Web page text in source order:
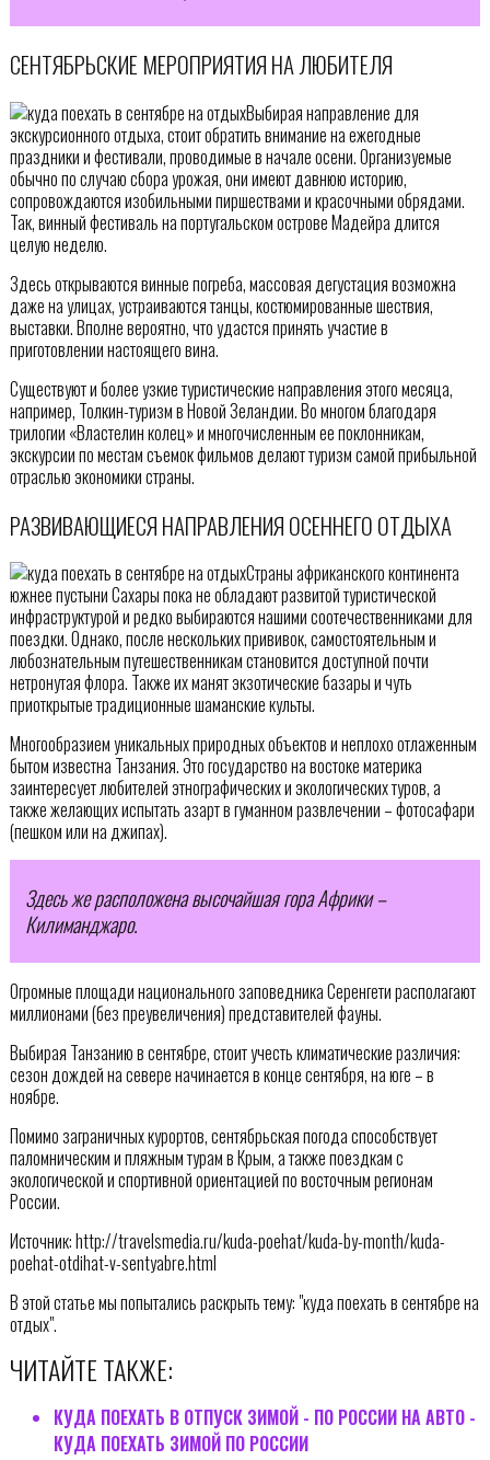
СЕНТЯБРЬСКИЕ МЕРОПРИЯТИЯ НА ЛЮБИТЕЛЯ
Выбирая направление для
экскурсионного отдыха, стоит обратить внимание на ежегодные
праздники и фестивали, проводимые в начале осени. Организуемые
обычно по случаю сбора урожая, они имеют давнюю историю,
сопровождаются изобильными пиршествами и красочными обрядами.
Так, винный фестиваль на португальском острове Мадейра длится
целую неделю.
Здесь открываются винные погреба, массовая дегустация возможна
даже на улицах, устраиваются танцы, костюмированные шествия,
выставки. Вполне вероятно, что удастся принять участие в
приготовлении настоящего вина.
Существуют и более узкие туристические направления этого месяца,
например, Толкин-туризм в Новой Зеландии. Во многом благодаря
трилогии «Властелин колец» и многочисленным ее поклонникам,
экскурсии по местам съемок фильмов делают туризм самой прибыльной
отраслью экономики страны.
РАЗВИВАЮЩИЕСЯ НАПРАВЛЕНИЯ ОСЕННЕГО ОТДЫХА
Страны африканского континента
южнее пустыни Сахары пока не обладают развитой туристической
инфраструктурой и редко выбираются нашими соотечественниками для
поездки. Однако, после нескольких прививок, самостоятельным и
любознательным путешественникам становится доступной почти
нетронутая флора. Также их манят экзотические базары и чуть
приоткрытые традиционные шаманские культы.
Многообразием уникальных природных объектов и неплохо отлаженным
бытом известна Танзания. Это государство на востоке материка
заинтересует любителей этнографических и экологических туров, а
также желающих испытать азарт в гуманном развлечении – фотосафари
(пешком или на джипах).
Здесь же расположена высочайшая гора Африки –
Килиманджаро.
Огромные площади национального заповедника Серенгети располагают
миллионами (без преувеличения) представителей фауны.
Выбирая Танзанию в сентябре, стоит учесть климатические различия:
сезон дождей на севере начинается в конце сентября, на юге – в
ноябре.
Помимо заграничных курортов, сентябрьская погода способствует
паломническим и пляжным турам в Крым, а также поездкам с
экологической и спортивной ориентацией по восточным регионам
России.
Источник: http://travelsmedia.ru/kuda-poehat/kuda-by-month/kuda-
poehat-otdihat-v-sentyabre.html
В этой статье мы попытались раскрыть тему: "куда поехать в сентябре на
отдых".
ЧИТАЙТЕ ТАКЖЕ:
КУДА ПОЕХАТЬ В ОТПУСК ЗИМОЙ - ПО РОССИИ НА АВТО -
КУДА ПОЕХАТЬ ЗИМОЙ ПО РОССИИ